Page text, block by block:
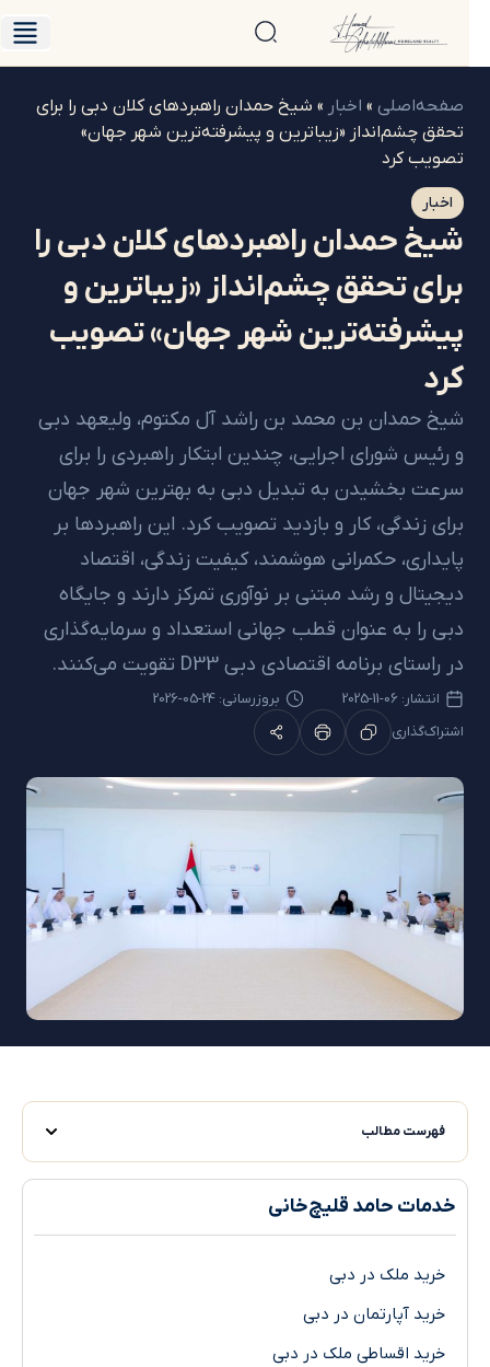
صفحه‌اصلی»اخبار»شیخ حمدان راهبردهای کلان دبی را برای
تحقق چشم‌انداز «زیباترین و پیشرفته‌ترین شهر جهان»
تصویب کرد
اخبار
شیخ حمدان راهبردهای کلان دبی را
برای تحقق چشم‌انداز «زیباترین و
پیشرفته‌ترین شهر جهان» تصویب
کرد
شیخ حمدان بن محمد بن راشد آل مکتوم، ولیعهد دبی
و رئیس شورای اجرایی، چندین ابتکار راهبردی را برای
سرعت بخشیدن به تبدیل دبی به بهترین شهر جهان
برای زندگی، کار و بازدید تصویب کرد. این راهبردها بر
پایداری، حکمرانی هوشمند، کیفیت زندگی، اقتصاد
دیجیتال و رشد مبتنی بر نوآوری تمرکز دارند و جایگاه
دبی را به عنوان قطب جهانی استعداد و سرمایه‌گذاری
در راستای برنامه اقتصادی دبی D33 تقویت می‌کنند.
انتشار:06-11-2025
بروزرسانی: 24-05-2026
اشتراک‌گذاری
فهرست مطالب
خدمات حامد قلیچ‌خانی
خرید ملک در دبی
خرید آپارتمان در دبی
خرید اقساطی ملک در دبی